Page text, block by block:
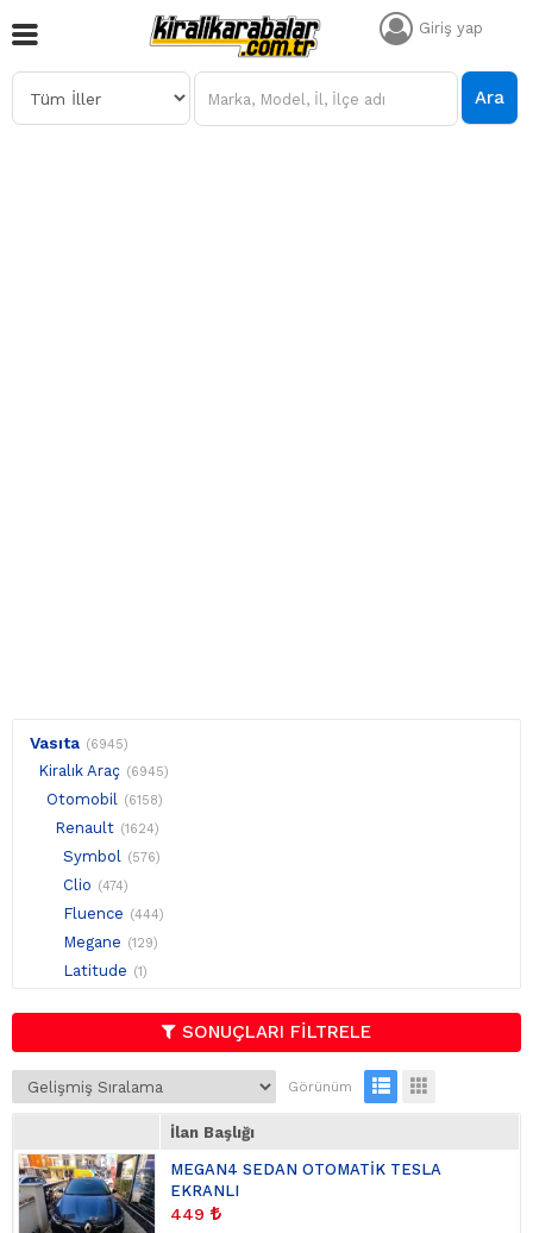
Giriş yap
Ara
Vasıta (6945)
Kiralık Araç (6945)
Otomobil (6158)
Renault (1624)
Symbol (576)
Clio (474)
Fluence (444)
Megane (129)
Latitude (1)
SONUÇLARI FİLTRELE
Görünüm
İlan Başlığı
MEGAN4 SEDAN OTOMATİK TESLA
EKRANLI
449